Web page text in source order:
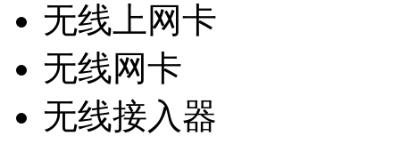
无线上网卡
无线网卡
无线接入器